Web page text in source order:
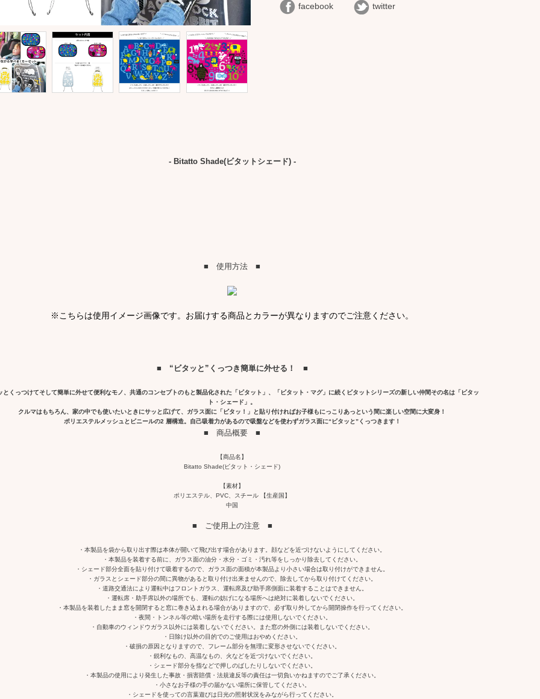
facebook twitter
- Bitatto Shade(ビタットシェード) -
■ 使用方法 ■
※こちらは使用イメージ画像です。お届けする商品とカラーが異なりますのでご注意ください。
■ “ビタッと”くっつき簡単に外せる！ ■
とくっつけてそして簡単に外せて便利なモノ、共通のコンセプトのもと製品化された「ビタット」、「ビタット・マグ」に続くビタットシリーズの新しい仲間その名は「ビタッ
ト・シェード」。
クルマはもちろん、家の中でも使いたいときにサッと広げて、ガラス面に「ビタッ！」と貼り付ければお子様もにっこりあっという間に楽しい空間に大変身！
ポリエステルメッシュとビニールの2 層構造。自己吸着力があるので吸盤などを使わずガラス面に“ビタッと”くっつきます！
■ 商品概要 ■
【商品名】
Bitatto Shade(ビタット・シェード)
【素材】
ポリエステル、PVC、スチール 【生産国】
中国
■ ご使用上の注意 ■
・本製品を袋から取り出す際は本体が開いて飛び出す場合があります。顔などを近づけないようにしてください。
・本製品を装着する前に、ガラス面の油分・水分・ゴミ・汚れ等をしっかり除去してください。
・シェード部分全面を貼り付けて吸着するので、ガラス面の面積が本製品より小さい場合は取り付けができません。
・ガラスとシェード部分の間に異物があると取り付け出来ませんので、除去してから取り付けてください。
・道路交通法により運転中はフロントガラス、運転席及び助手席側面に装着することはできません。
・運転席・助手席以外の場所でも、運転の妨げになる場所へは絶対に装着しないでください。
・本製品を装着したまま窓を開閉すると窓に巻き込まれる場合がありますので、必ず取り外してから開閉操作を行ってください。
・夜間・トンネル等の暗い場所を走行する際には使用しないでください。
・自動車のウィンドウガラス以外には装着しないでください。また窓の外側には装着しないでください。
・日除け以外の目的でのご使用はおやめください。
・破損の原因となりますので、フレーム部分を無理に変形させないでください。
・鋭利なもの、高温なもの、火などを近づけないでください。
・シェード部分を指などで押しのばしたりしないでください。
・本製品の使用により発生した事故・損害賠償・法規違反等の責任は一切負いかねますのでご了承ください。
・小さなお子様の手の届かない場所に保管してください。
・シェードを使っての言葉遊びは日光の照射状況をみながら行ってください。